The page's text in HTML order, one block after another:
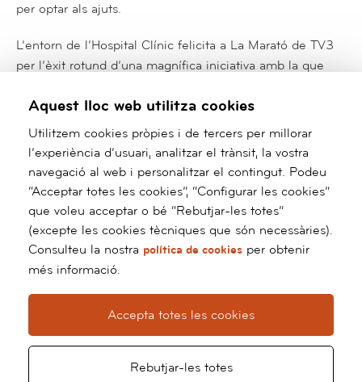
per optar als ajuts.
L’entorn de l’Hospital Clínic felicita a La Marató de TV3
per l’èxit rotund d’una magnífica iniciativa amb la que
de la ciutadania suposa una empenta molt important per
a la recerca, especialment en un moment advers per a
l’obtenció de recursos econòmics.
Enlaces relacionados
La Marató de TV3
*/ ?>
Barnaclínic+
Grup Hospital Clínic
Calle Villarroel, 170
Aquest lloc web utilitza cookies
Utilitzem cookies pròpies i de tercers per millorar
l’experiència d’usuari, analitzar el trànsit, la vostra
navegació al web i personalitzar el contingut. Podeu
“Acceptar totes les cookies”, “Configurar les cookies”
que voleu acceptar o bé “Rebutjar-les totes”
(excepte les cookies tècniques que són necessàries).
Consulteu la nostra política de cookies per obtenir
més informació.
Accepta totes les cookies
Rebutjar-les totes